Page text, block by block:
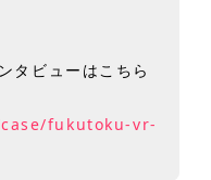
タビューはこちら
fukutoku-vr-